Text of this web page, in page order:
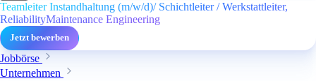
Teamleiter Instandhaltung (m/w/d)/ Schichtleiter / Werkstattleiter,
ReliabilityMaintenance Engineering
Jetzt bewerben
Jobbörse
Unternehmen